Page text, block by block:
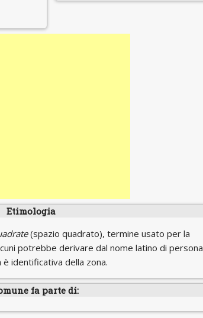
Etimologia
(spazio quadrato), termine usato per la
potrebbe derivare dal nome latino di persona
è identificativa della zona.
fa parte di: